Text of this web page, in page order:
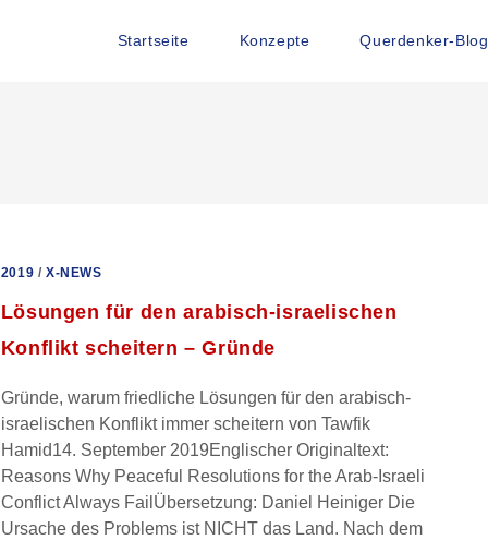
Startseite Konzepte Querdenker-Blog
2019 /X-NEWS
Lösungen für den arabisch-israelischen
Konflikt scheitern – Gründe
Gründe, warum friedliche Lösungen für den arabisch-
israelischen Konflikt immer scheitern von Tawfik
Hamid14. September 2019Englischer Originaltext:
Reasons Why Peaceful Resolutions for the Arab-Israeli
Conflict Always FailÜbersetzung: Daniel Heiniger Die
Ursache des Problems ist NICHT das Land. Nach dem